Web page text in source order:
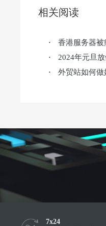
相关阅读
· 香港服务器被
· 2024年元旦放
· 外贸站如何做
7x24